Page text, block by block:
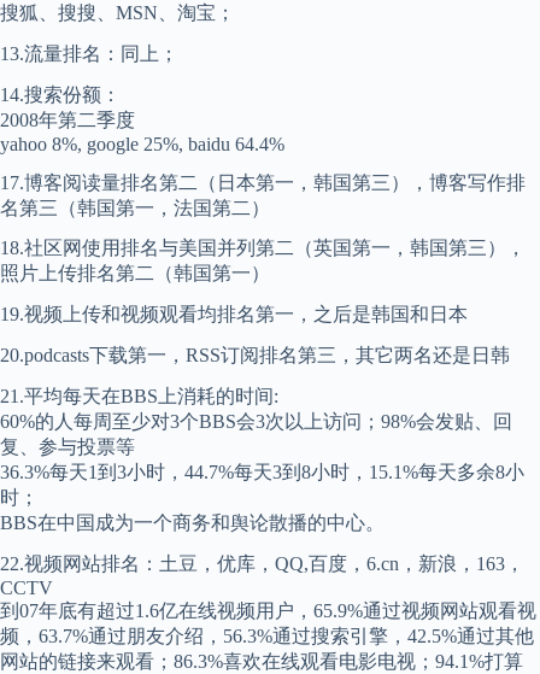
搜狐、搜搜、MSN、淘宝；
13.流量排名：同上；
14.搜索份额：
2008年第二季度
yahoo 8%, google 25%, baidu 64.4%
17.博客阅读量排名第二（日本第一，韩国第三），博客写作排
名第三（韩国第一，法国第二）
18.社区网使用排名与美国并列第二（英国第一，韩国第三），
照片上传排名第二（韩国第一）
19.视频上传和视频观看均排名第一，之后是韩国和日本
20.podcasts下载第一，RSS订阅排名第三，其它两名还是日韩
21.平均每天在BBS上消耗的时间:
60%的人每周至少对3个BBS会3次以上访问；98%会发贴、回
复、参与投票等
36.3%每天1到3小时，44.7%每天3到8小时，15.1%每天多余8小
时；
BBS在中国成为一个商务和舆论散播的中心。
22.视频网站排名：土豆，优库，QQ,百度，6.cn，新浪，163，
CCTV
到07年底有超过1.6亿在线视频用户，65.9%通过视频网站观看视
频，63.7%通过朋友介绍，56.3%通过搜索引擎，42.5%通过其他
网站的链接来观看；86.3%喜欢在线观看电影电视；94.1%打算